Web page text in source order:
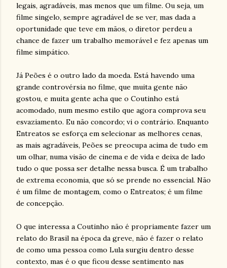
legais, agradáveis, mas menos que um filme. Ou seja, um
filme singelo, sempre agradável de se ver, mas dada a
oportunidade que teve em mãos, o diretor perdeu a
chance de fazer um trabalho memorável e fez apenas um
filme simpático.
Já Peões é o outro lado da moeda. Está havendo uma
grande controvérsia no filme, que muita gente não
gostou, e muita gente acha que o Coutinho está
acomodado, num mesmo estilo que agora comprova seu
esvaziamento. Eu não concordo; vi o contrário. Enquanto
Entreatos se esforça em selecionar as melhores cenas,
as mais agradáveis, Peões se preocupa acima de tudo em
um olhar, numa visão de cinema e de vida e deixa de lado
tudo o que possa ser detalhe nessa busca. É um trabalho
de extrema economia, que só se prende no essencial. Não
é um filme de montagem, como o Entreatos; é um filme
de concepção.
O que interessa a Coutinho não é propriamente fazer um
relato do Brasil na época da greve, não é fazer o relato
de como uma pessoa como Lula surgiu dentro desse
contexto, mas é o que ficou desse sentimento nas